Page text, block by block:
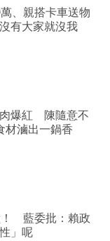
、親搭卡車送物
有大家就沒我
肉爆紅 陳隨意不
材滷出一鍋香
！ 藍委批：賴政
」呢